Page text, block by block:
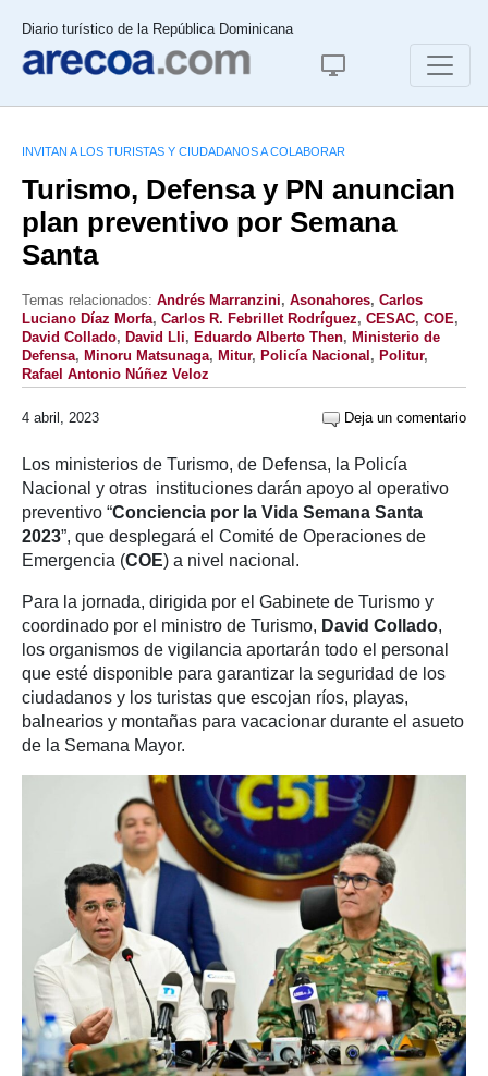
Diario turístico de la República Dominicana
INVITAN A LOS TURISTAS Y CIUDADANOS A COLABORAR
Turismo, Defensa y PN anuncian
plan preventivo por Semana
Santa
Temas relacionados: Andrés Ma­rranzini, Asonahores, Carlos
Luciano Díaz Morfa, Carlos R. Febrillet Rodríguez, CESAC, COE,
David Collado, David Lli, Eduardo Alberto Then, Ministerio de
Defensa, Minoru Matsunaga, Mitur, Policía Nacional , Politur,
Rafael Antonio Núñez Veloz
4 abril, 2023 Deja un comentario
Los ministerios de Turismo, de Defensa, la Policía
Nacional y otras instituciones darán apoyo al operativo
preventivo “Conciencia por la Vida Semana Santa
2023”, que desplegará el Comité de Operaciones de
Emergencia (COE) a nivel nacional.
Para la jornada, dirigida por el Gabinete de Turismo y
coordinado por el ministro de Turismo, David Collado,
los organismos de vigilancia aportarán todo el personal
que esté disponible para garantizar la seguridad de los
ciudadanos y los turistas que escojan ríos, playas,
balnearios y montañas para vacacionar durante el asueto
de la Semana Mayor.